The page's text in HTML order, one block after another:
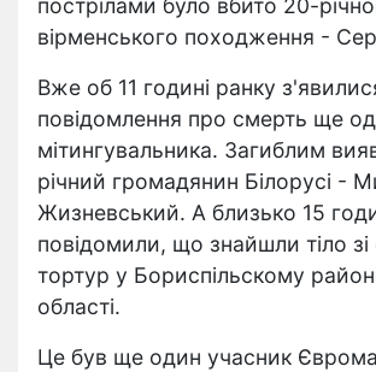
пострілами було вбито 20-
вірменського походження -
Вже об 11 годині ранку
повідомлення про смерть ще
мітингувальника. Загиблим
річний громадянин Білорусі -
Жизневський. А близько 15
повідомили, що знайшли тіло зі
тортур у Бориспільскому
області.
Це був ще один учасник